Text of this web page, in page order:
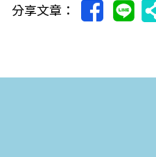
分享文章：